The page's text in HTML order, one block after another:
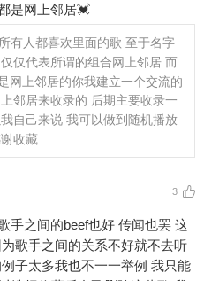
是网上邻居💓
有人都喜欢里面的歌 至于名字
仅代表所谓的组合网上邻居 而
网上邻居的你我建立一个交流的
邻居来收录的 后期主要收录一
自己来说 我可以做到随机播放
收藏
3
手之间的beef也好 传闻也罢 这
歌手之间的关系不好就不去听
子太多我也不一一举例 我只能